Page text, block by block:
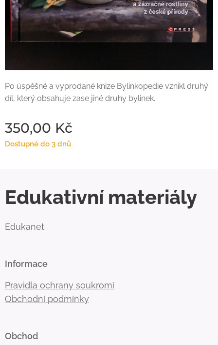
Po úspěšné a vyprodané knize Bylinkopedie vznikl druhý
díl, který obsahuje zase jiné druhy bylinek.
350,00 Kč
Dostupné do 3 dnů
Edukativní materiály
Edukanet
Informace
Pravidla ochrany soukromí
Obchodní podmínky
Obchod